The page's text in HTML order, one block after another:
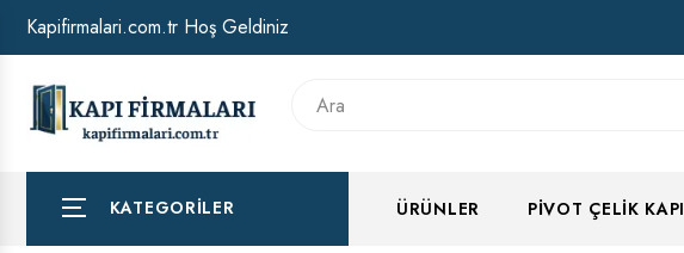
HAKKIMIZDA
BANKA HESAP NUMARALARIMIZ
Kapifirmalari.com.tr Hoş Geldiniz
KATEGORILER ÜRÜNLER PIVOT ÇELIK KAPI